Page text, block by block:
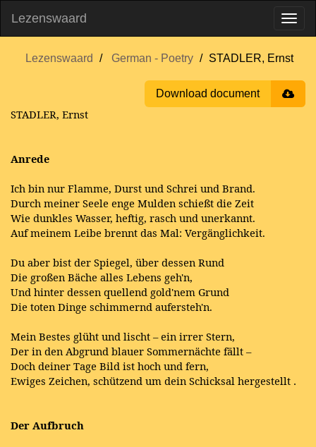
Lezenswaard
Lezenswaard German - Poetry STADLER, Ernst
Download document
STADLER, Ernst
Anrede
Ich bin nur Flamme, Durst und Schrei und Brand.
Durch meiner Seele enge Mulden schießt die Zeit
Wie dunkles Wasser, heftig, rasch und unerkannt.
Auf meinem Leibe brennt das Mal: Vergänglichkeit.
Du aber bist der Spiegel, über dessen Rund
Die großen Bäche alles Lebens geh'n,
Und hinter dessen quellend gold'nem Grund
Die toten Dinge schimmernd aufersteh'n.
Mein Bestes glüht und lischt – ein irrer Stern,
Der in den Abgrund blauer Sommernächte fällt –
Doch deiner Tage Bild ist hoch und fern,
Ewiges Zeichen, schützend um dein Schicksal hergestellt .
Der Aufbruch